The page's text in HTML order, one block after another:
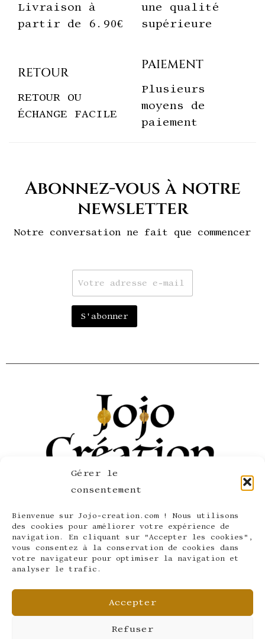
Gérer le
consentement
Bienvenue sur Jojo-creation.com ! Nous utilisons
des cookies pour améliorer votre expérience de
navigation. En cliquant sur "Accepter les cookies",
vous consentez à la conservation de cookies dans
votre navigateur pour optimiser la navigation et
analyser le trafic.
Accepter
Refuser
Livraison à
partir de 6.90€
une qualité
supérieure
RETOUR
RETOUR OU
ÉCHANGE FACILE
PAIEMENT
Plusieurs
moyens de
paiement
Abonnez-vous à notre
newsletter
Notre conversation ne fait que commencer
E
a
i
*
S'abonner
SERVICE CLIENT
LÉGAL ET CONFIDENTIALITÉ
LA SOCIÉTÉ
SUIVEZ-NOUS